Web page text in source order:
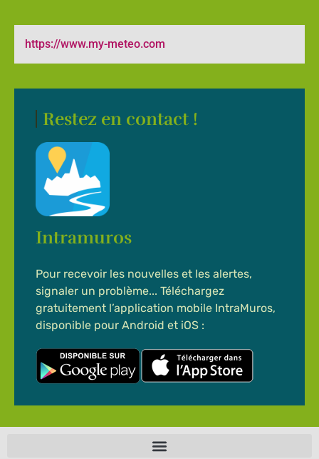
https://www.my-meteo.com
Restez en contact !
Intramuros
Pour recevoir les nouvelles et les alertes,
signaler un problème... Téléchargez
gratuitement l’application mobile IntraMuros,
disponible pour Android et iOS :